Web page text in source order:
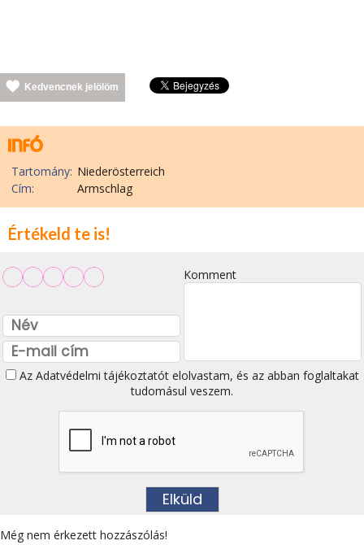
Kedvencnek jelölöm
Tartomány: Niederösterreich
Cím:
Armschlag
Értékeld te is!
Komment
Az Adatvédelmi tájékoztatótelolvastam, és az abban foglaltakat
tudomásul veszem.
Még nem érkezett hozzászólás!